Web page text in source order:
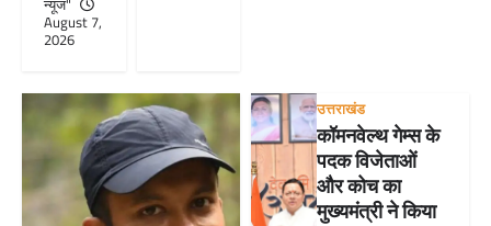
न्यूज"
August 7,
2026
उत्तराखंड
कॉमनवेल्थ गेम्स के
पदक विजेताओं
और कोच का
मुख्यमंत्री ने किया